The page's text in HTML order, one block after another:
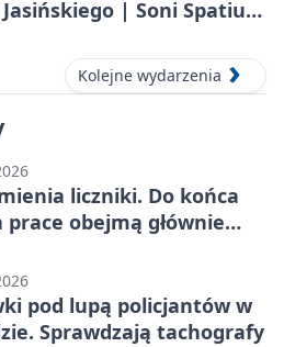
| Soni Spatium
Kolejne wydarzenia
liczniki. Do końca
prace obejmą głównie
pod lupą policjantów w
Sprawdzają tachografy